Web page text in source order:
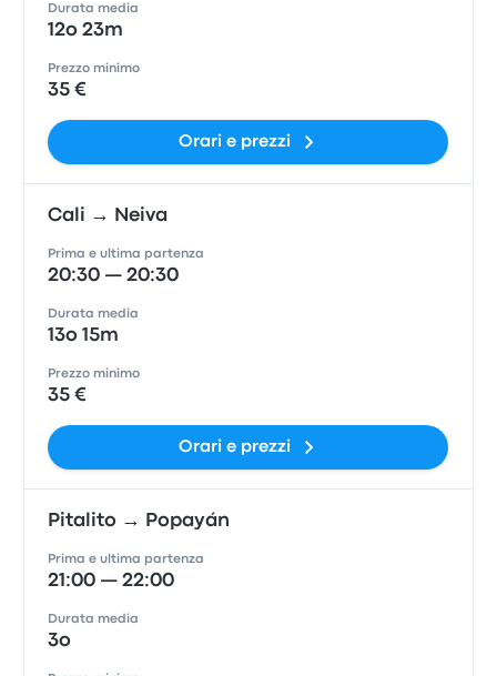
Durata media
12o 23m
Prezzo minimo
35 €
Orari e prezzi
Cali → Neiva
Prima e ultima partenza
20:30 — 20:30
Durata media
13o 15m
Prezzo minimo
35 €
Orari e prezzi
Pitalito → Popayán
Prima e ultima partenza
21:00 — 22:00
Durata media
3o